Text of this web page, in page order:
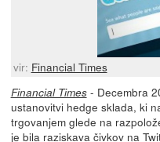
vir: Financial Times
Financial Times- Decembra
ustanovitvi hedge sklada, ki
trgovanjem glede na
je bila raziskava čivkov na